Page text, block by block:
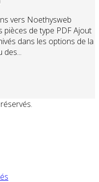
vers Noethysweb
pièces de type PDF Ajout
dans les options de la
des...